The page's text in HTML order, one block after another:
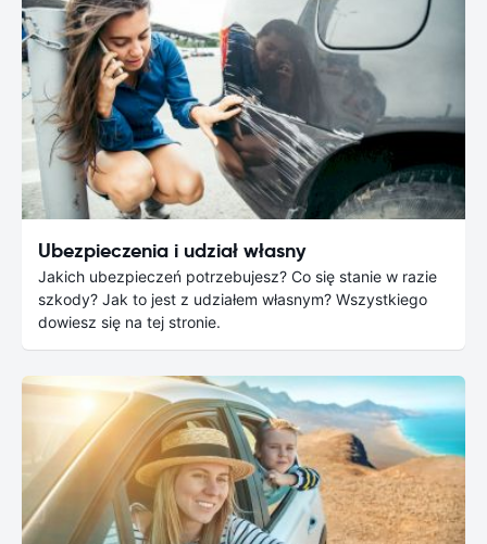
Ubezpieczenia i udział własny
Jakich ubezpieczeń potrzebujesz? Co się stanie w razie
szkody? Jak to jest z udziałem własnym? Wszystkiego
dowiesz się na tej stronie.